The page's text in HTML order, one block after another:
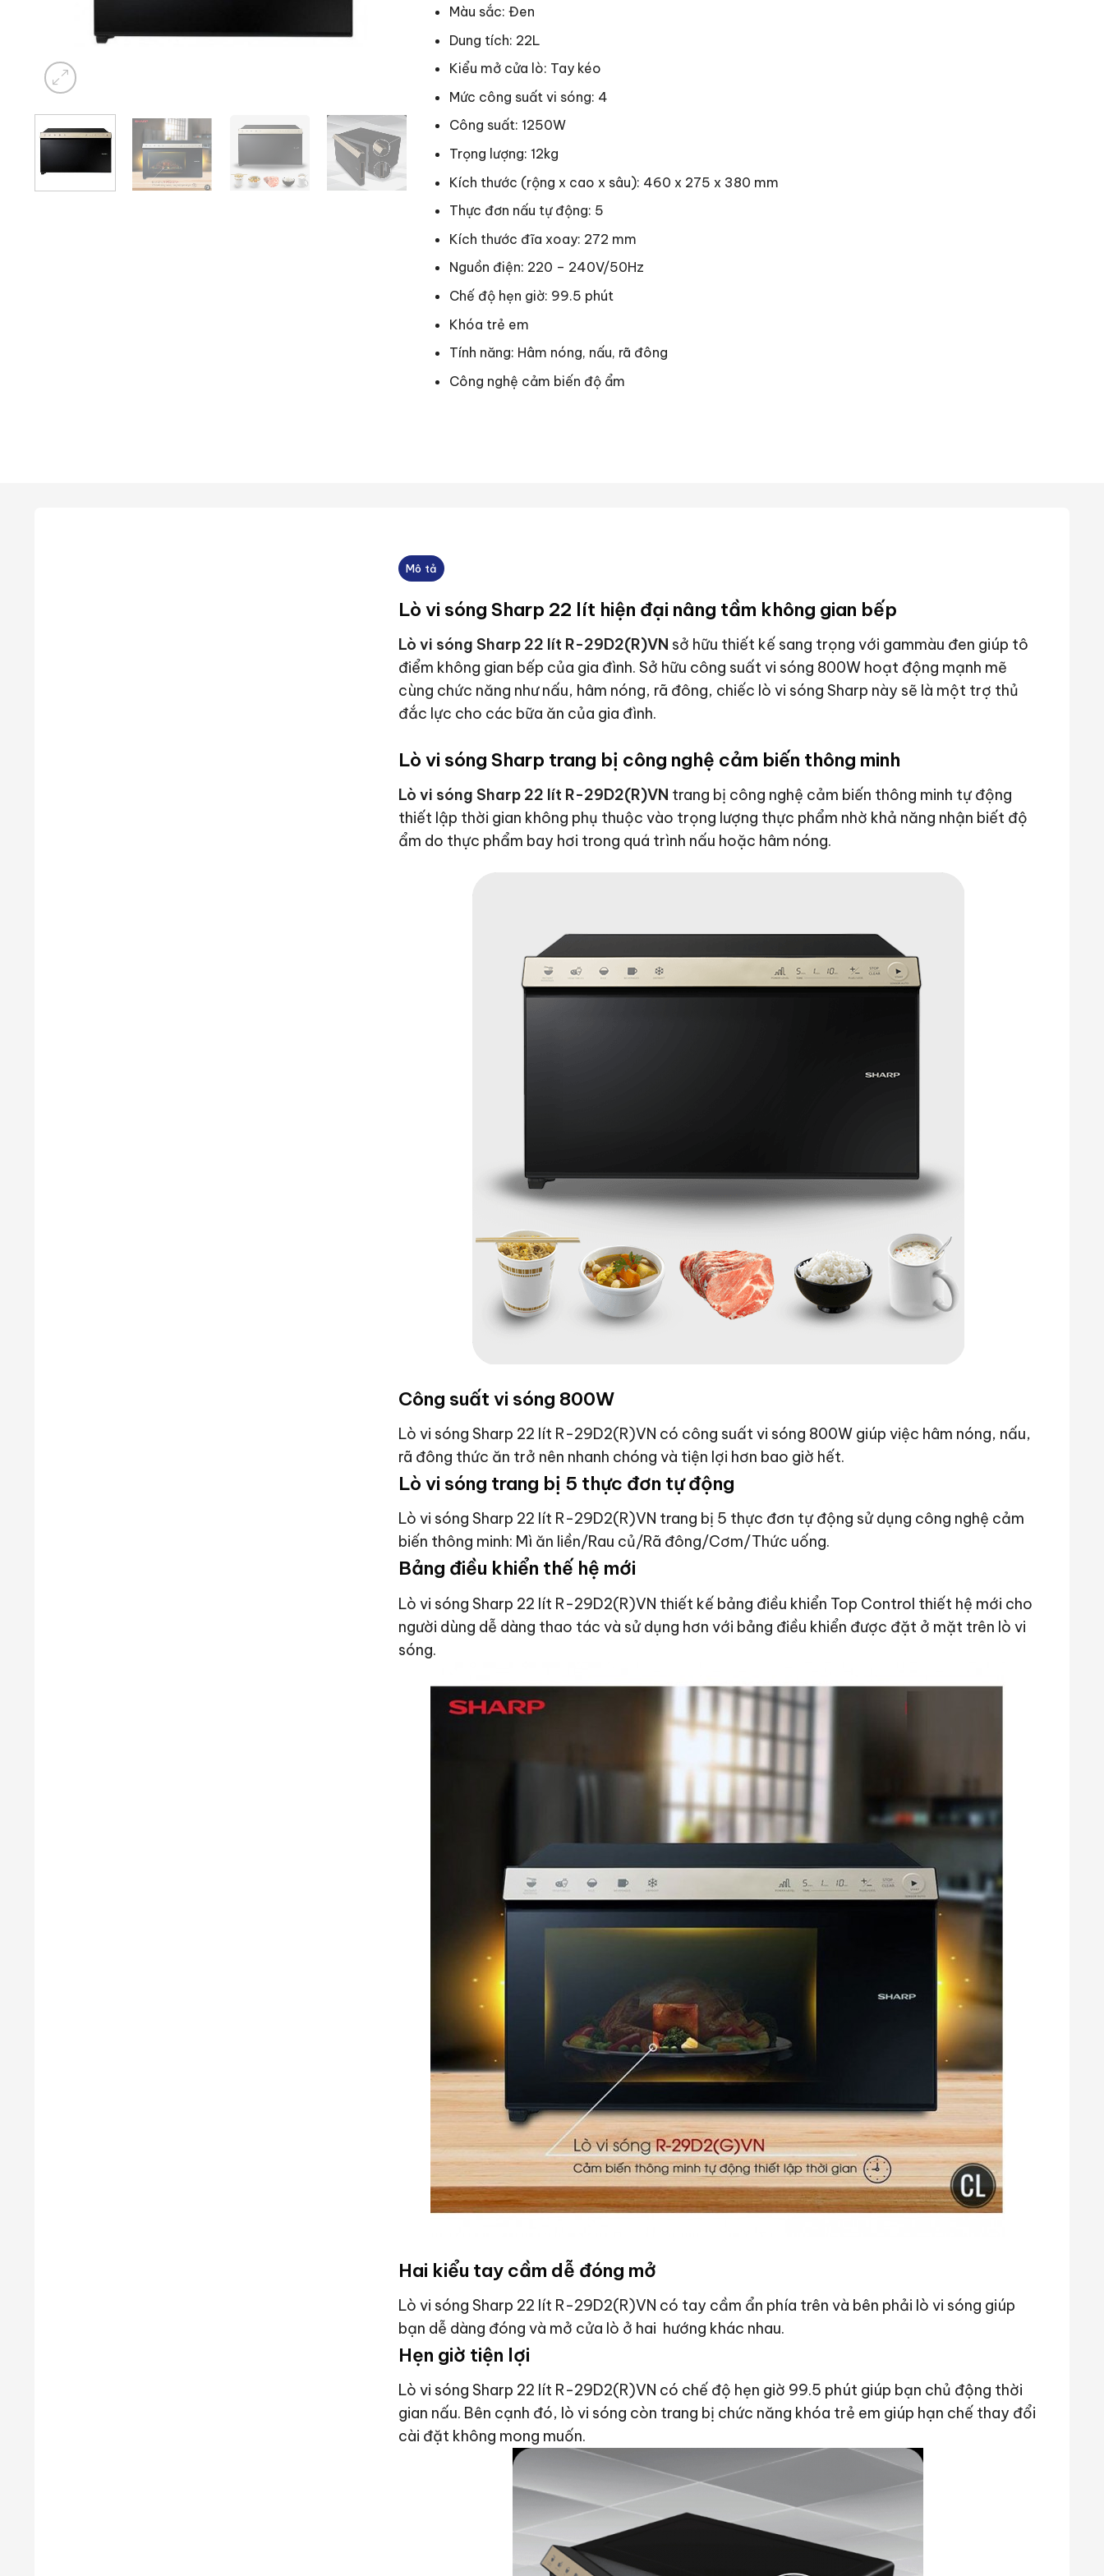
Màu sắc: Đen
Dung tích: 22L
Kiểu mở cửa lò: Tay kéo
Mức công suất vi sóng: 4
Công suất: 1250W
Trọng lượng: 12kg
Kích thước (rộng x cao x sâu): 460 x 275 x 380 mm
Thực đơn nấu tự động: 5
Kích thước đĩa xoay: 272 mm
Nguồn điện: 220 – 240V/50Hz
Chế độ hẹn giờ: 99.5 phút
Khóa trẻ em
Tính năng: Hâm nóng, nấu, rã đông
Công nghệ cảm biến độ ẩm
Mô tả
Lò vi sóng Sharp 22 lít hiện đại nâng tầm không gian bếp
Lò vi sóng Sharp 22 lít R-29D2(R)VN sở hữu thiết kế sang trọng với gammàu đen giúp tô
điểm không gian bếp của gia đình. Sở hữu công suất vi sóng 800W hoạt động mạnh mẽ
cùng chức năng như nấu, hâm nóng, rã đông, chiếc lò vi sóng Sharp này sẽ là một trợ thủ
đắc lực cho các bữa ăn của gia đình.
Lò vi sóng Sharp trang bị công nghệ cảm biến thông minh
Lò vi sóng Sharp 22 lít R-29D2(R)VN trang bị công nghệ cảm biến thông minh tự động
thiết lập thời gian không phụ thuộc vào trọng lượng thực phẩm nhờ khả năng nhận biết độ
ẩm do thực phẩm bay hơi trong quá trình nấu hoặc hâm nóng.
Công suất vi sóng 800W
Lò vi sóng Sharp 22 lít R-29D2(R)VN có công suất vi sóng 800W giúp việc hâm nóng, nấu,
rã đông thức ăn trở nên nhanh chóng và tiện lợi hơn bao giờ hết.
Lò vi sóng trang bị 5 thực đơn tự động
Lò vi sóng Sharp 22 lít R-29D2(R)VN trang bị 5 thực đơn tự động sử dụng công nghệ cảm
biến thông minh: Mì ăn liền/Rau củ/Rã đông/Cơm/Thức uống.
Bảng điều khiển thế hệ mới
Lò vi sóng Sharp 22 lít R-29D2(R)VN thiết kế bảng điều khiển Top Control thiết hệ mới cho
người dùng dễ dàng thao tác và sử dụng hơn với bảng điều khiển được đặt ở mặt trên lò vi
sóng.
Hai kiểu tay cầm dễ đóng mở
Lò vi sóng Sharp 22 lít R-29D2(R)VN có tay cầm ẩn phía trên và bên phải lò vi sóng giúp
bạn dễ dàng đóng và mở cửa lò ở hai hướng khác nhau.
Hẹn giờ tiện lợi
Lò vi sóng Sharp 22 lít R-29D2(R)VN có chế độ hẹn giờ 99.5 phút giúp bạn chủ động thời
gian nấu. Bên cạnh đó, lò vi sóng còn trang bị chức năng khóa trẻ em giúp hạn chế thay đổi
cài đặt không mong muốn.